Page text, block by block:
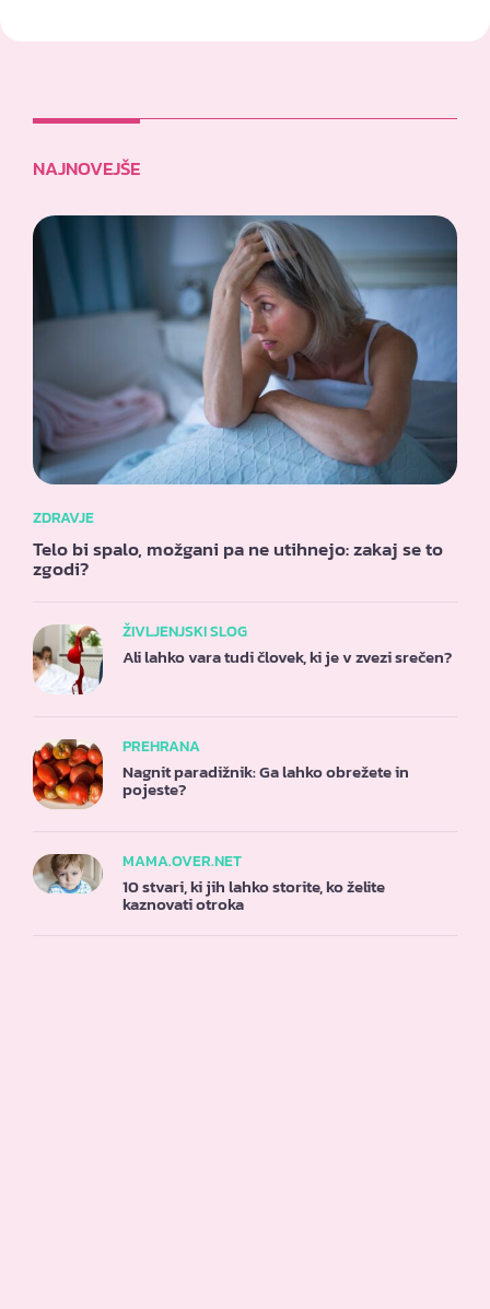
NAJNOVEJŠE
ZDRAVJE
Telo bi spalo, možgani pa ne utihnejo: zakaj se to
zgodi?
ŽIVLJENJSKI SLOG
Ali lahko vara tudi človek, ki je v zvezi srečen?
PREHRANA
Nagnit paradižnik: Ga lahko obrežete in
pojeste?
MAMA.OVER.NET
10 stvari, ki jih lahko storite, ko želite
kaznovati otroka